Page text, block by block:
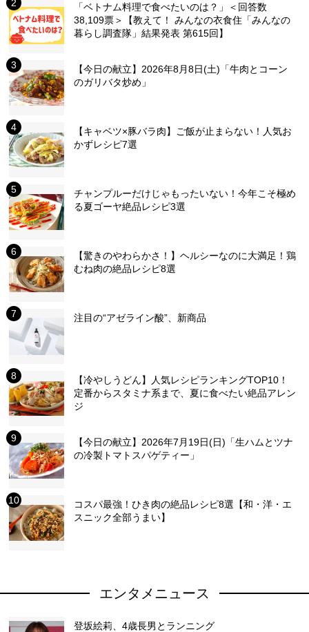
「ベトナム料理で食べたいのは？」＜回答数
38,109票＞【教えて！ みんなの衣食住「みんなの
暮らし調査隊」結果発表 第615回】
【今日の献立】2026年8月8日(土)「牛肉とコーン
のガリバタ炒め」
【キャベツ×豚バラ肉】ご飯が止まらない！人気お
かずレシピ7選
チャンプルーだけじゃもったいない！今年こそ極め
る夏ゴーヤ絶品レシピ3選
【驚きのやわらかさ！】ヘルシーなのに大満足！鶏
むね肉の絶品レシピ8選
注目の“アゼライン酸”、新商品
【冷やしうどん】人気レシピランキングTOP10！
定番からスタミナ系まで、夏に食べたい絶品アレン
ジ
【今日の献立】2026年7月19日(日)「生ハムとツナ
の冷製トマトスパゲティー」
コスパ最強！ひき肉の絶品レシピ8選【和・洋・エ
スニック全部うまい】
エンタメニュース
登坂絵莉、4歳長男とランニング